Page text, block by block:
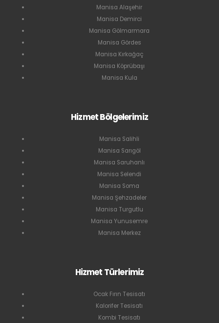
Manisa Alaşehir
Manisa Demirci
Manisa Gölmarmara
Manisa Gördes
Manisa Kırkağaç
Manisa Köprübaşı
Manisa Kula
Hizmet Bölgelerimiz
Manisa Salihli
Manisa Sarıgöl
Manisa Saruhanlı
Manisa Selendi
Manisa Soma
Manisa Şehzadeler
Manisa Turgutlu
Manisa Yunusemre
Manisa Merkez
Hizmet Türlerimiz
Ocak Fırın Tesisatı
Kalorifer Tesisatı
Kombi Tesisatı